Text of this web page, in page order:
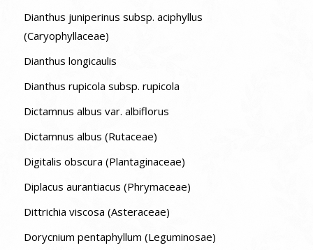
Dianthus juniperinus subsp. aciphyllus
(Caryophyllaceae)
Dianthus longicaulis
Dianthus rupicola subsp. rupicola
Dictamnus albus var. albiflorus
Dictamnus albus (Rutaceae)
Digitalis obscura (Plantaginaceae)
Diplacus aurantiacus (Phrymaceae)
Dittrichia viscosa (Asteraceae)
Dorycnium pentaphyllum (Leguminosae)